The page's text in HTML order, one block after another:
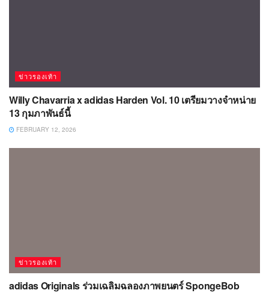
ข่าวรองเท้า
Willy Chavarria x adidas Harden Vol. 10 เตรียมวางจำหน่าย
13 กุมภาพันธ์นี้
FEBRUARY 12, 2026
ข่าวรองเท้า
adidas Originals ร่วมเฉลิมฉลองภาพยนตร์ SpongeBob